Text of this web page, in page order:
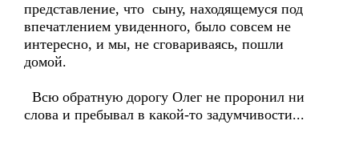
представление, что сыну, находящемуся под
впечатлением увиденного, было совсем не
интересно, и мы, не сговариваясь, пошли
домой.
Всю обратную дорогу Олег не проронил ни
слова и пребывал в какой-то задумчивости...